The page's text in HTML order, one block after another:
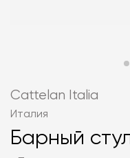
Cattelan Italia
Италия
Барный